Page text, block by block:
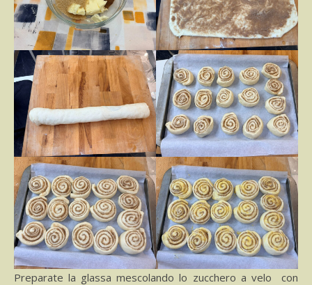
Preparate la glassa mescolando lo zucchero a velo con